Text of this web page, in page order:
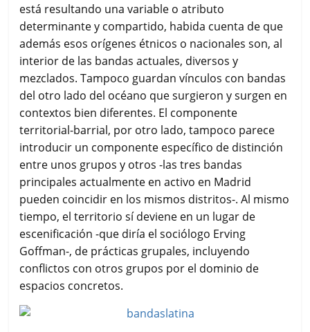
está resultando una variable o atributo
determinante y compartido, habida cuenta de que
además esos orígenes étnicos o nacionales son, al
interior de las bandas actuales, diversos y
mezclados. Tampoco guardan vínculos con bandas
del otro lado del océano que surgieron y surgen en
contextos bien diferentes. El componente
territorial-barrial, por otro lado, tampoco parece
introducir un componente específico de distinción
entre unos grupos y otros -las tres bandas
principales actualmente en activo en Madrid
pueden coincidir en los mismos distritos-. Al mismo
tiempo, el territorio sí deviene en un lugar de
escenificación -que diría el sociólogo Erving
Goffman-, de prácticas grupales, incluyendo
conflictos con otros grupos por el dominio de
espacios concretos.